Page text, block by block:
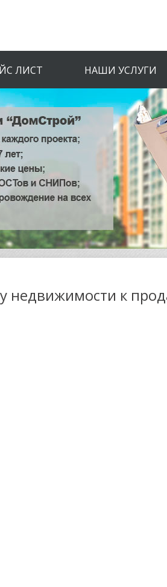
ЛИСТ НАШИ УСЛУГИ
недвижимости к